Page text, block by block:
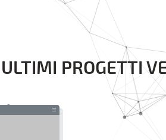
ULTIMI PROGETTI